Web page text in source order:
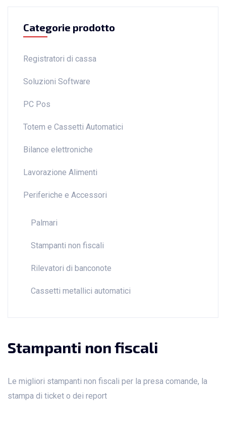
Categorie prodotto
Registratori di cassa
Soluzioni Software
PC Pos
Totem e Cassetti Automatici
Bilance elettroniche
Lavorazione Alimenti
Periferiche e Accessori
Palmari
Stampanti non fiscali
Rilevatori di banconote
Cassetti metallici automatici
Stampanti non fiscali
Le migliori stampanti non fiscali per la presa comande, la
stampa di ticket o dei report